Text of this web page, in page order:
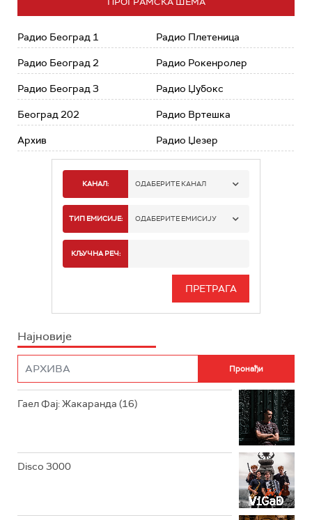
Радио Београд 1
Радио Београд 2
Радио Београд 3
Београд 202
Архив
Радио Плетеница
Радио Рокенролер
Радио Џубокс
Радио Вртешка
Радио Џезер
КАНАЛ: ОДАБЕРИТЕ КАНАЛ
РАДИО БЕОГРАД 1
РАДИО БЕОГРАД 3
РАДИО РОКЕНРОЛЕР
РАДИО ЏЕЗЕР
ТИП ЕМИСИЈЕ: ОДАБЕРИТЕ ЕМИСИЈУ
ИНФО
КЉУЧНА РЕЧ:
Најновије
Гаел Фај: Жакаранда (16)
Disco 3000